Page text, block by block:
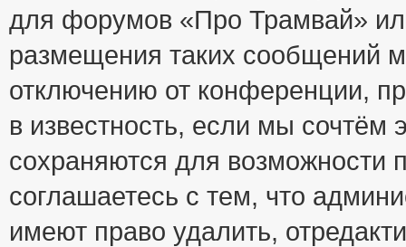
для форумов «Про Трамвай»
размещения таких сообщений
отключению от конференции,
в известность, если мы
сохраняются для возможности
соглашаетесь с тем, что
имеют право удалить,